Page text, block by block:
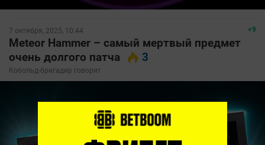
+9
7 октября, 2025, 10:44
Meteor Hammer – самый мертвый предмет
очень долгого патча
3
Кобольд-бригадир говорит